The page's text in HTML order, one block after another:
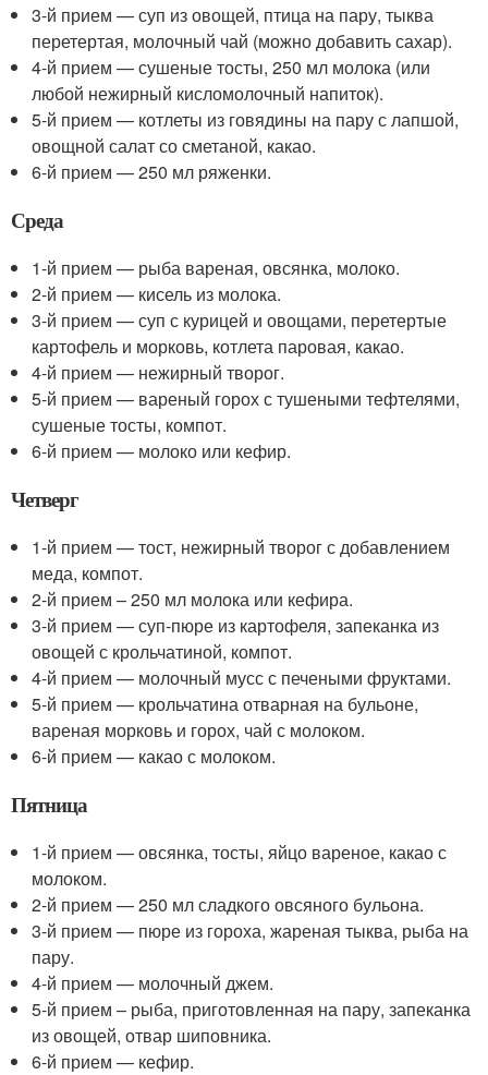
3-й прием — суп из овощей, птица на пару, тыква
перетертая, молочный чай (можно добавить сахар).
4-й прием — сушеные тосты, 250 мл молока (или
любой нежирный кисломолочный напиток).
5-й прием — котлеты из говядины на пару с лапшой,
овощной салат со сметаной, какао.
6-й прием — 250 мл ряженки.
Среда
1-й прием — рыба вареная, овсянка, молоко.
2-й прием — кисель из молока.
3-й прием — суп с курицей и овощами, перетертые
картофель и морковь, котлета паровая, какао.
4-й прием — нежирный творог.
5-й прием — вареный горох с тушеными тефтелями,
сушеные тосты, компот.
6-й прием — молоко или кефир.
Четверг
1-й прием — тост, нежирный творог с добавлением
меда, компот.
2-й прием – 250 мл молока или кефира.
3-й прием — суп-пюре из картофеля, запеканка из
овощей с крольчатиной, компот.
4-й прием — молочный мусс с печеными фруктами.
5-й прием — крольчатина отварная на бульоне,
вареная морковь и горох, чай с молоком.
6-й прием — какао с молоком.
Пятница
1-й прием — овсянка, тосты, яйцо вареное, какао с
молоком.
2-й прием — 250 мл сладкого овсяного бульона.
3-й прием — пюре из гороха, жареная тыква, рыба на
пару.
4-й прием — молочный джем.
5-й прием – рыба, приготовленная на пару, запеканка
из овощей, отвар шиповника.
6-й прием — кефир.